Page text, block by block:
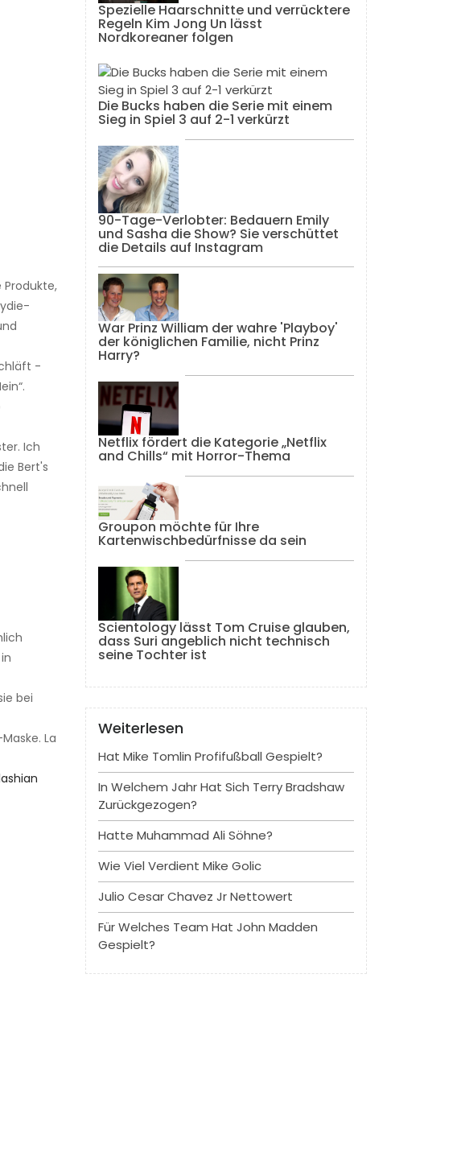
-
Ich
Bert's
bei
La
Spezielle Haarschnitte und verrücktere
Regeln Kim Jong Un lässt
Nordkoreaner folgen
Die Bucks haben die Serie mit einem
Sieg in Spiel 3 auf 2-1 verkürzt
90-Tage-Verlobter: Bedauern Emily
und Sasha die Show? Sie verschüttet
die Details auf Instagram
War Prinz William der wahre 'Playboy'
der königlichen Familie, nicht Prinz
Harry?
Netflix fördert die Kategorie „Netflix
and Chills“ mit Horror-Thema
Groupon möchte für Ihre
Kartenwischbedürfnisse da sein
Scientology lässt Tom Cruise glauben,
dass Suri angeblich nicht technisch
seine Tochter ist
Weiterlesen
Hat Mike Tomlin Profifußball Gespielt?
In Welchem ​​Jahr Hat Sich Terry Bradshaw
Zurückgezogen?
Hatte Muhammad Ali Söhne?
Wie Viel Verdient Mike Golic
Julio Cesar Chavez Jr Nettowert
Für Welches Team Hat John Madden
Gespielt?